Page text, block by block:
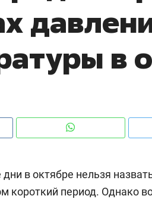
в
в октябре нельзя
короткий период. Однако
интересен Оман?